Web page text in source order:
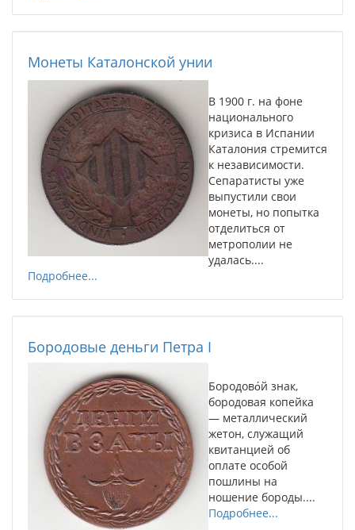
Монеты Каталонской унии
В 1900 г. на фоне
национального
кризиса в Испании
Каталония стремится
к независимости.
Сепаратисты уже
выпустили свои
монеты, но попытка
отделиться от
метрополии не
удалась....
Подробнее...
Бородовые деньги Петра I
Бородово́й знак,
бородовая копейка
— металлический
жетон, служащий
квитанцией об
оплате особой
пошлины на
ношение бороды....
Подробнее...